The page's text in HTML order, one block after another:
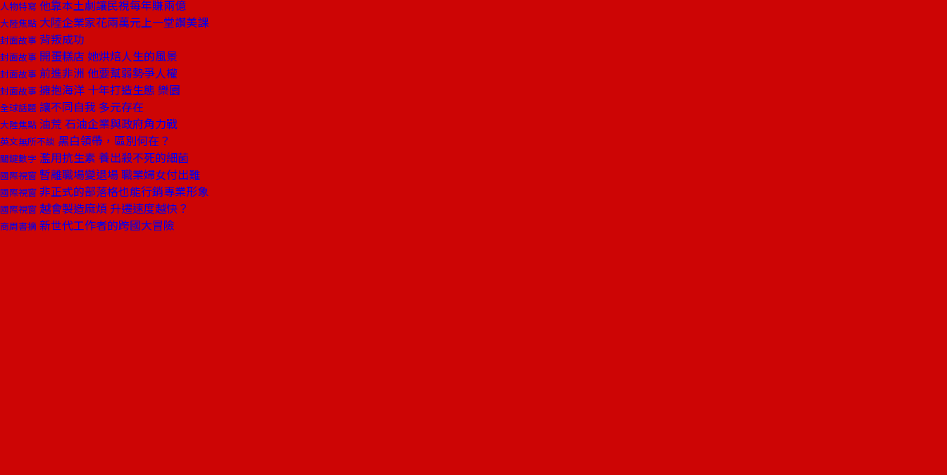
人物特寫 他靠本土劇讓民視每年賺兩億
大陸焦點 大陸企業家花兩萬元上一堂讚美課
封面故事 背叛成功
封面故事 開蛋糕店 她烘焙人生的風景
封面故事 前進非洲 他要幫弱勢爭人權
封面故事 擁抱海洋 十年打造生態 樂園
全球話題 讓不同自我 多元存在
大陸焦點 油荒 石油企業與政府角力戰
英文無所不談 黑白領帶，區別何在？
關鍵數字 濫用抗生素 養出殺不死的細菌
國際視窗 暫離職場變退場 職業婦女付出難
國際視窗 非正式的部落格也能行銷專業形象
國際視窗 越會製造麻煩 升遷速度越快？
商周書摘 新世代工作者的跨國大冒險